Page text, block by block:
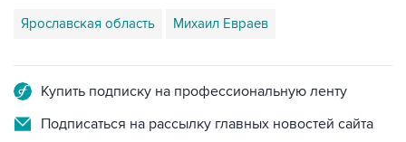
Ярославская область Михаил Евраев
Купить подписку на профессиональную ленту
Подписаться на рассылку главных новостей сайта